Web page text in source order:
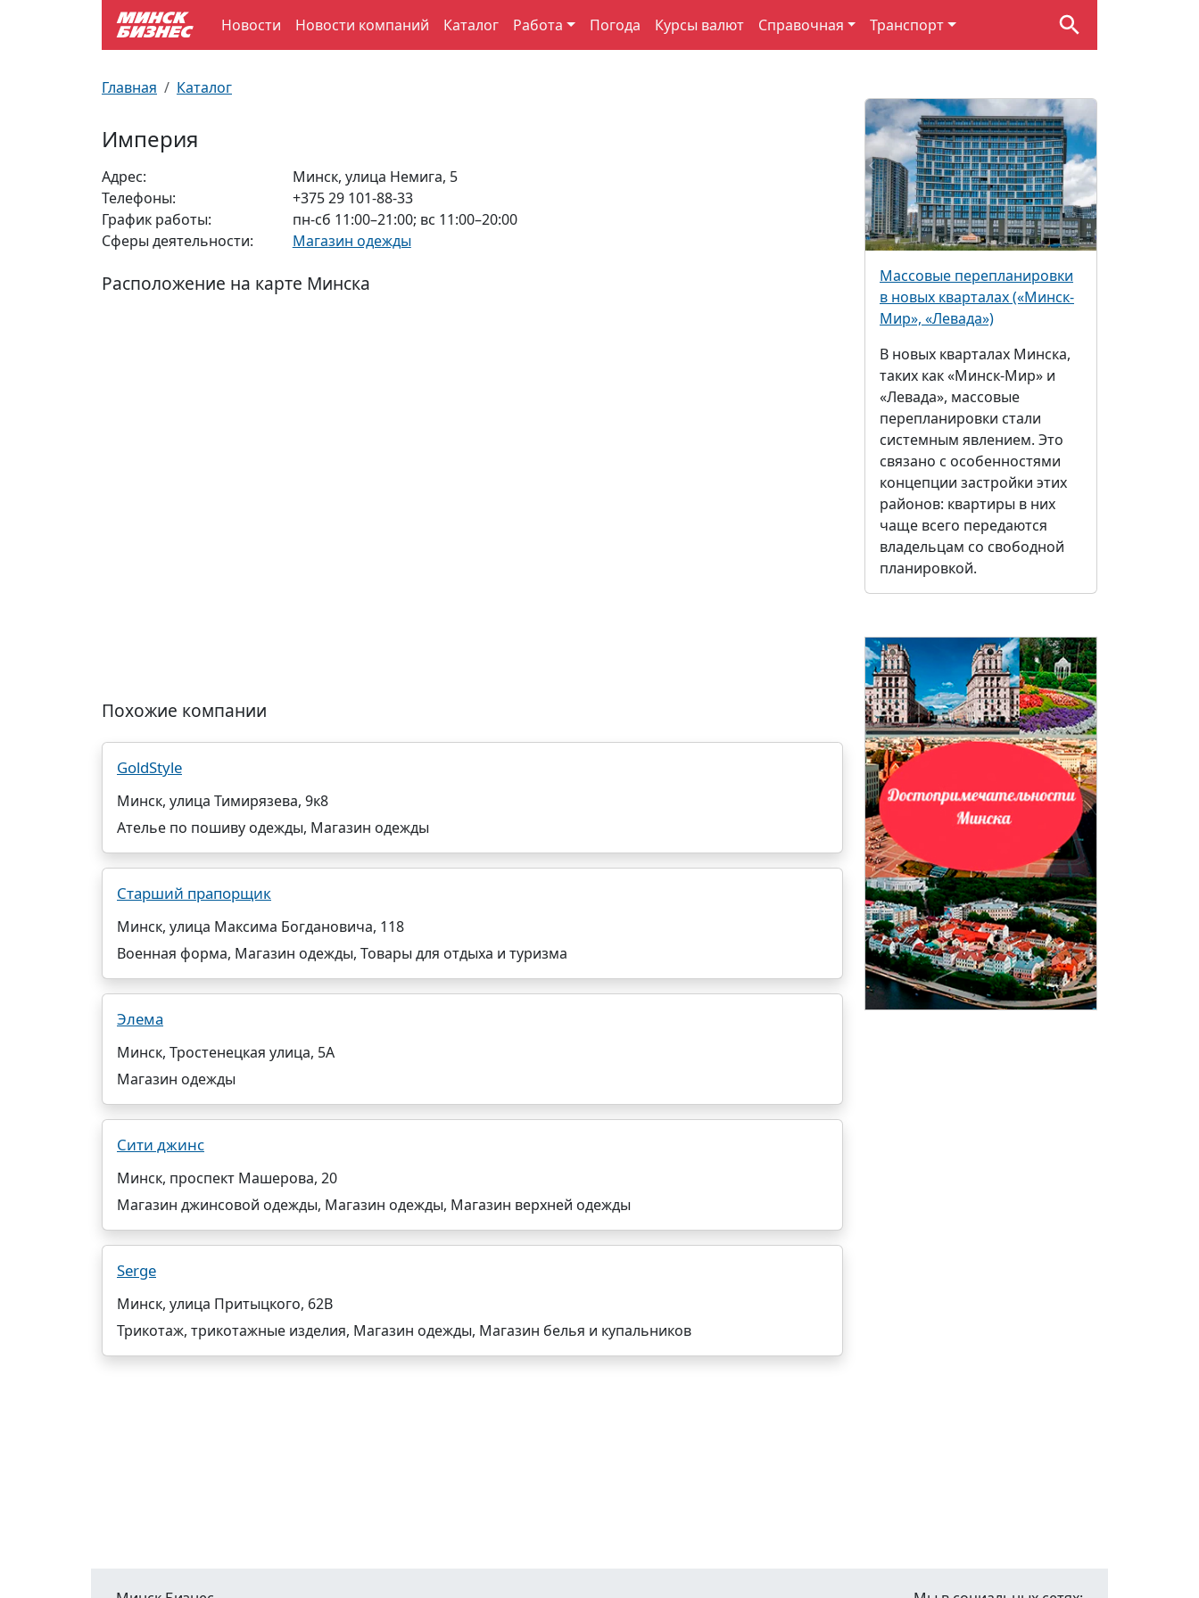
Новости Новости компаний Каталог Работа Погода Курсы валют Справочная Транспорт
Главная Каталог
Империя
Адрес:
Минск, улица Немига, 5
Телефоны:
+375 29 101-88-33
График работы:
пн-сб 11:00–21:00; вс 11:00–20:00
Сферы деятельности:
Магазин одежды
Расположение на карте Минска
Похожие компании
GoldStyle
Минск, улица Тимирязева, 9к8
Ателье по пошиву одежды, Магазин одежды
Старший прапорщик
Минск, улица Максима Богдановича, 118
Военная форма, Магазин одежды, Товары для отдыха и туризма
Элема
Минск, Тростенецкая улица, 5А
Магазин одежды
Сити джинс
Минск, проспект Машерова, 20
Магазин джинсовой одежды, Магазин одежды, Магазин верхней одежды
Serge
Минск, улица Притыцкого, 62В
Трикотаж, трикотажные изделия, Магазин одежды, Магазин белья и купальников
Массовые перепланировки
в новых кварталах («Минск-
Мир», «Левада»)
В новых кварталах Минска,
таких как «Минск-Мир» и
«Левада», массовые
перепланировки стали
системным явлением. Это
связано с особенностями
концепции застройки этих
районов: квартиры в них
чаще всего передаются
владельцам со свободной
планировкой.
Улицы Минска
Производственный календарь
Документы для ЗАГСа
Пробки на дорогах